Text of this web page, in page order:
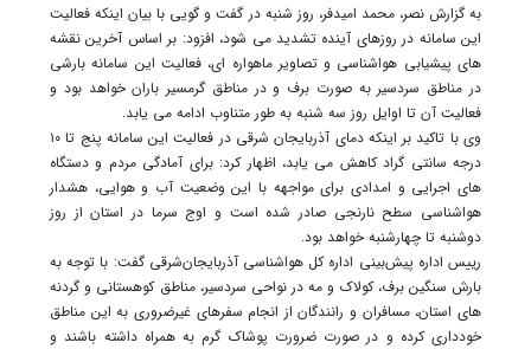
به گزارش نصر، محمد امیدفر، روز شنبه در گفت و گویی با بیان اینکه فعالیت
این سامانه در روزهای آینده تشدید می شود، افزود: بر اساس آخرین نقشه
های پیشیابی هواشناسی و تصاویر ماهواره ای، فعالیت این سامانه بارشی
در مناطق سردسیر به صورت برف و در مناطق گرمسیر باران خواهد بود و
فعالیت آن تا اوایل روز سه شنبه به طور متناوب ادامه می یابد.
وی با تاکید بر اینکه دمای آذربایجان شرقی در فعالیت این سامانه پنج تا ۱۰
درجه سانتی گراد کاهش می یابد، اظهار کرد: برای آمادگی مردم و دستگاه
های اجرایی و امدادی برای مواجهه با این وضعیت آب و هوایی، هشدار
هواشناسی سطح نارنجی صادر شده است و اوج سرما در استان از روز
دوشنبه تا چهارشنبه خواهد بود.
رییس اداره پیش‌بینی اداره کل هواشناسی آذربایجان‌شرقی گفت: با توجه به
بارش سنگین برف، کولاک و مه در نواحی سردسیر، مناطق کوهستانی و گردنه
های استان، مسافران و رانندگان از انجام سفرهای غیرضروری به این مناطق
خودداری کرده و در صورت ضرورت پوشاک گرم به همراه داشته باشند و